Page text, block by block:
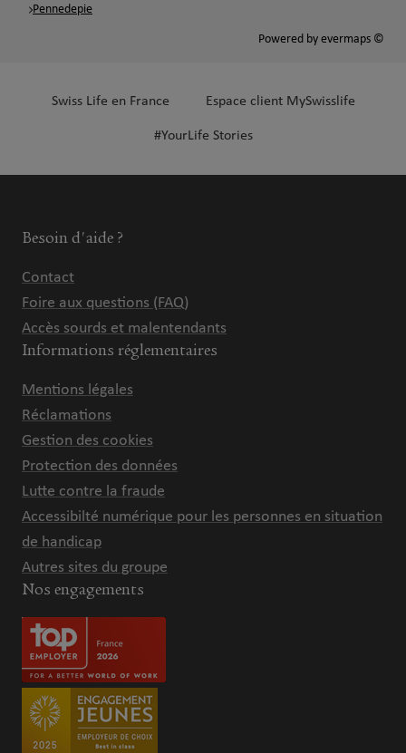
Pennedepie
Powered by evermaps ©
Swiss Life en France Espace client MySwisslife
#YourLife Stories
Besoin d'aide ?
Contact
Foire aux questions (FAQ)
Accès sourds et malentendants
Informations réglementaires
Mentions légales
Réclamations
Gestion des cookies
Protection des données
Lutte contre la fraude
Accessibilté numérique pour les personnes en situation
de handicap
Autres sites du groupe
Nos engagements